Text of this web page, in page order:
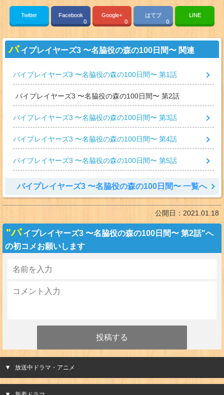
Twitter
Facebook
0
Google+
0
はてブ
0
LINE
バイプレイヤーズ3 〜名脇役の森の100日間〜 関連
バイプレイヤーズ3 〜名脇役の森の100日間〜 第1話
バイプレイヤーズ3 〜名脇役の森の100日間〜 第2話
バイプレイヤーズ3 〜名脇役の森の100日間〜 第3話
バイプレイヤーズ3 〜名脇役の森の100日間〜 第4話
バイプレイヤーズ3 〜名脇役の森の100日間〜 第5話
バイプレイヤーズ3 〜名脇役の森の100日間〜 一覧へ
公開日： 2021.01.18
"バイプレイヤーズ3 〜名脇役の森の100日間〜 第2話"へ
の初コメお願いします
放送中ドラマ・アニメ